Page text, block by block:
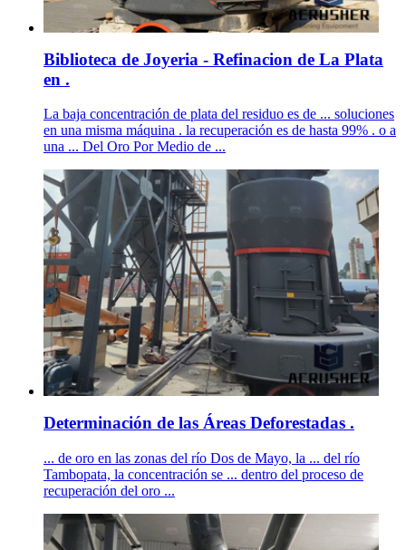
Biblioteca de Joyeria - Refinacion de La Plata
en .
La baja concentración de plata del residuo es de ... soluciones
en una misma máquina . la recuperación es de hasta 99% . o a
una ... Del Oro Por Medio de ...
Determinación de las Áreas Deforestadas .
... de oro en las zonas del río Dos de Mayo, la ... del río
Tambopata, la concentración se ... dentro del proceso de
recuperación del oro ...